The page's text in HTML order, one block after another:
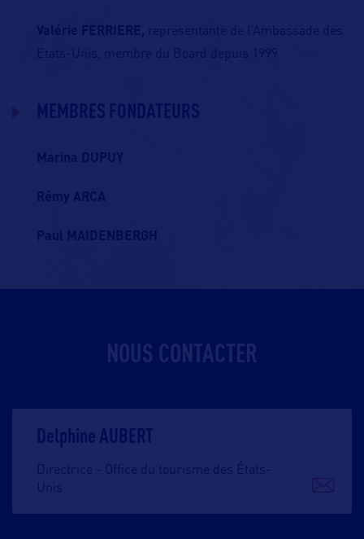
Valérie FERRIERE, représentante de l’Ambassade des
Etats-Unis, membre du Board depuis 1999
MEMBRES FONDATEURS
Marina DUPUY
NOUS CONTACTER
Delphine AUBERT
Directrice - Office du tourisme des États-
Unis